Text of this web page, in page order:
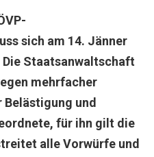
sich am 14. Jänner
Staatsanwaltschaft
mehrfacher
und
für ihn gilt die
alle Vorwürfe und